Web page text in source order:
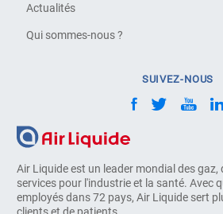
Air Liquide est un leader mondial des gaz,
services pour l'industrie et la santé. Avec
employés dans 72 pays, Air Liquide sert
Actualités
Qui sommes-nous ?
SUIVEZ-NOUS